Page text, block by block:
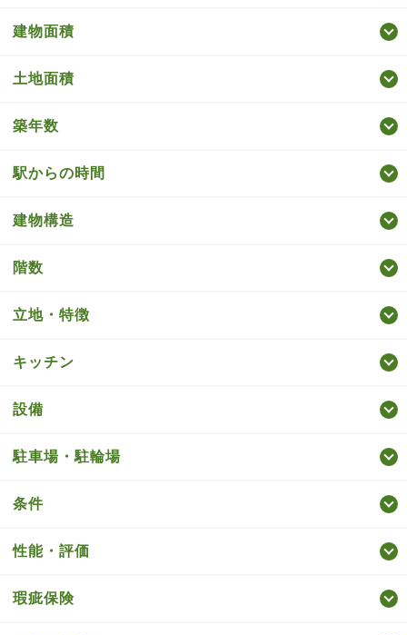
建物面積
土地面積
築年数
駅からの時間
建物構造
階数
立地・特徴
キッチン
設備
駐車場・駐輪場
条件
性能・評価
瑕疵保険